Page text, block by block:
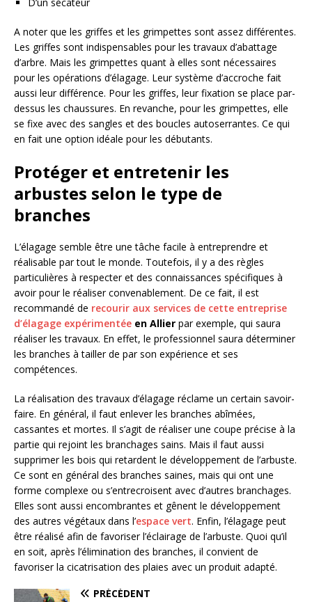
A noter que les griffes et les grimpettes sont assez différentes.
Les griffes sont indispensables pour les travaux d’abattage
d’arbre. Mais les grimpettes quant à elles sont nécessaires
pour les opérations d’élagage. Leur système d’accroche fait
aussi leur différence. Pour les griffes, leur fixation se place par-
dessus les chaussures. En revanche, pour les grimpettes, elle
se fixe avec des sangles et des boucles autoserrantes. Ce qui
en fait une option idéale pour les débutants.
Protéger et entretenir les
arbustes selon le type de
branches
L’élagage semble être une tâche facile à entreprendre et
réalisable par tout le monde. Toutefois, il y a des règles
particulières à respecter et des connaissances spécifiques à
avoir pour le réaliser convenablement. De ce fait, il est
recommandé de recourir aux services de cette entreprise
d’élagage expérimentée en Allier par exemple, qui saura
réaliser les travaux. En effet, le professionnel saura déterminer
les branches à tailler de par son expérience et ses
compétences.
La réalisation des travaux d’élagage réclame un certain savoir-
faire. En général, il faut enlever les branches abîmées,
cassantes et mortes. Il s’agit de réaliser une coupe précise à la
partie qui rejoint les branchages sains. Mais il faut aussi
supprimer les bois qui retardent le développement de l’arbuste.
Ce sont en général des branches saines, mais qui ont une
forme complexe ou s’entrecroisent avec d’autres branchages.
Elles sont aussi encombrantes et gênent le développement
des autres végétaux dans l’espace vert. Enfin, l’élagage peut
être réalisé afin de favoriser l’éclairage de l’arbuste. Quoi qu’il
en soit, après l’élimination des branches, il convient de
favoriser la cicatrisation des plaies avec un produit adapté.
PRÉCÉDENT